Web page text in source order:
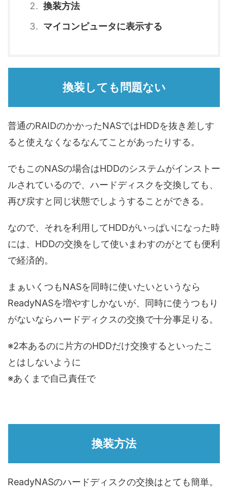
換装方法
マイコンピュータに表示する
換装しても問題ない
普通のRAIDのかかったNASではHDDを抜き差しす
ると使えなくなるなんてことがあったりする。
でもこのNASの場合はHDDのシステムがインストー
ルされているので、ハードディスクを交換しても、
再び戻すと同じ状態でしようすることができる。
なので、それを利用してHDDがいっぱいになった時
には、HDDの交換をして使いまわすのがとても便利
で経済的。
まぁいくつもNASを同時に使いたいというなら
ReadyNASを増やすしかないが、同時に使うつもり
がないならハードディクスの交換で十分事足りる。
※2本あるのに片方のHDDだけ交換するといったこ
とはしないように
※あくまで自己責任で
換装方法
ReadyNASのハードディスクの交換はとても簡単。